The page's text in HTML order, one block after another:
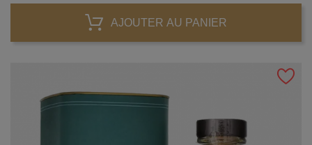
AJOUTER AU PANIER